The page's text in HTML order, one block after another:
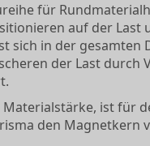
für
auf der Last
sich in der
der Last durch
ist für
den Magnetkern